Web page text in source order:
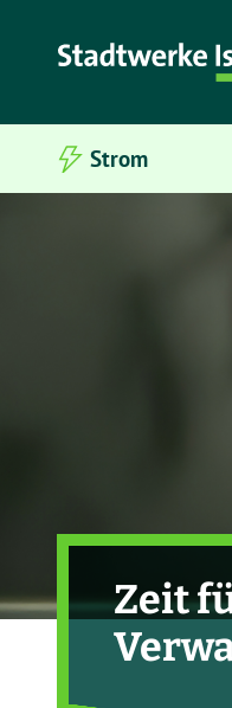
Strom
Zeit